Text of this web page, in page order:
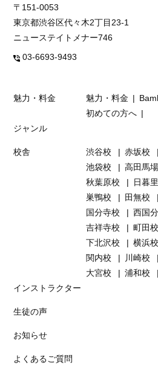
〒151-0053
東京都渋谷区代々木2丁目23-1
ニューステイトメナー746
03-6693-9493
魅力・料金 魅力・料金
初めての方へ
ジャンル
校舎 渋谷校 赤坂校
池袋校
高田馬
秋葉原校
日暮
巣鴨校
田無校
国分寺校
西国
吉祥寺校
町田校
下北沢校
横浜校
関内校
川崎校
大宮校
浦和校
インストラクター
生徒の声
お知らせ
よくあるご質問